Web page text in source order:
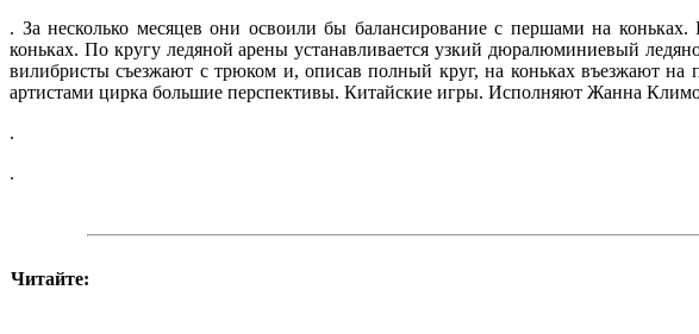
. За несколько месяцев они освоили бы балансирование с першами на
коньках. По кругу ледяной арены устанавливается узкий дюр­алюминиевый
вилибристы съезжают с трюком и, описав полный круг, на коньках въезжают на
арти­стами цирка большие перспективы. Китайские игры. Исполняют Жанна
.
.
Читайте: